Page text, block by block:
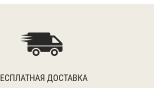
ДОСТАВКА